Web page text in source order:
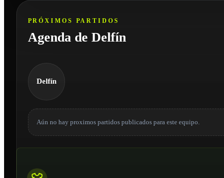
PRÓXIMOS PARTIDOS
Agenda de Delfín
Delfín
Aún no hay proximos partidos publicados para este equipo.